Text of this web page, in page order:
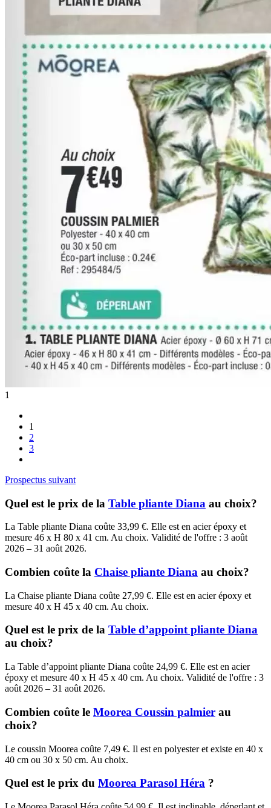
1
1
2
3
Prospectus suivant
Quel est le prix de la Table pliante Diana au choix?
La Table pliante Diana coûte 33,99 €. Elle est en acier époxy et
mesure 46 x H 80 x 41 cm. Au choix. Validité de l'offre : 3 août
2026 – 31 août 2026.
Combien coûte la Chaise pliante Diana au choix?
La Chaise pliante Diana coûte 27,99 €. Elle est en acier époxy et
mesure 40 x H 45 x 40 cm. Au choix.
Quel est le prix de la Table d’appoint pliante Diana
au choix?
La Table d’appoint pliante Diana coûte 24,99 €. Elle est en acier
époxy et mesure 40 x H 45 x 40 cm. Au choix. Validité de l'offre : 3
août 2026 – 31 août 2026.
Combien coûte le Moorea Coussin palmier au
choix?
Le coussin Moorea coûte 7,49 €. Il est en polyester et existe en 40 x
40 cm ou 30 x 50 cm. Au choix.
Quel est le prix du Moorea Parasol Héra ?